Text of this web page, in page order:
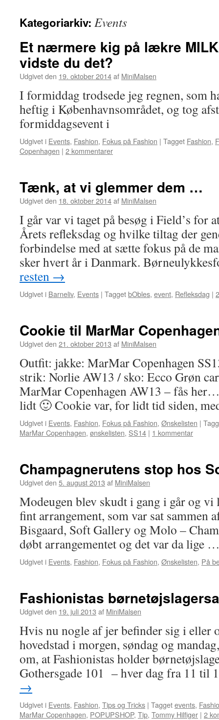
Kategoriarkiv: Events
Et nærmere kig på lækre
vidste du det?
Udgivet den 19. oktober 2014af MiniMalsen
I formiddag trodsede jeg regnen, som
heftig i Københavnsområdet, og tog
formiddagsevent i
Udgivet i Events, Fashion, Fokus på Fashion | Tagget Fashion,
Copenhagen | 2 kommentarer
Tænk, at vi glemmer dem …
Udgivet den 18. oktober 2014af MiniMalsen
I går var vi taget på besøg i Field’s for
Årets refleksdag og hvilke tiltag der
forbindelse med at sætte fokus på de
sker hvert år i Danmark.
resten →
Udgivet i Barneliv, Events | TaggetbObles, event, Refleksdag |
Cookie til MarMar
Udgivet den 21. oktober 2013 af MiniMalsen
Outfit: jakke: MarMar Copenhagen
strik: Norlie AW13 / sko: Ecco Grøn
MarMar Copenhagen AW13 – fås
lidt 🙂 Cookie var, for lidt tid siden,
Udgivet i Events, Fashion, Fokus på Fashion, Ønskelisten |
MarMar Copenhagen, ønskelisten, SS14 | 1 kommentar
Champagnerutens stop hos
Udgivet den 5. august 2013 af MiniMalsen
Modeugen blev skudt i gang i går og
fint arrangement, som var sat sammen
Bisgaard, Soft Gallery og Molo –
døbt arrangementet og det var da lige
Udgivet i Events, Fashion, Fokus på Fashion, Ønskelisten, På
Fashionistas
Udgivet den 19. juli 2013 af MiniMalsen
Hvis nu nogle af jer befinder sig i eller
hovedstad i morgen, søndag og
om, at Fashionistas holder
Gothersgade 101 – hver dag fra 11 til
→
Udgivet i Events, Fashion, Tips og Tricks | Taggetevents,
MarMar Copenhagen, POPUPSHOP, Tip, Tommy Hilfiger | 2